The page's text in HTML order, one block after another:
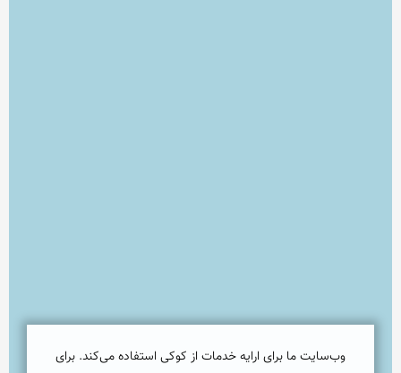
وب‌سایت ما برای ارایه خدمات از کوکی استفاده می‌کند. برای